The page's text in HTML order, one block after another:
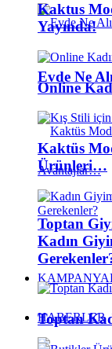
Evde Ne
Toptan
HABERLER
Kaktus
Yayında!
Online
Kaktüs
Ürünleri…
Kadın
Toptan